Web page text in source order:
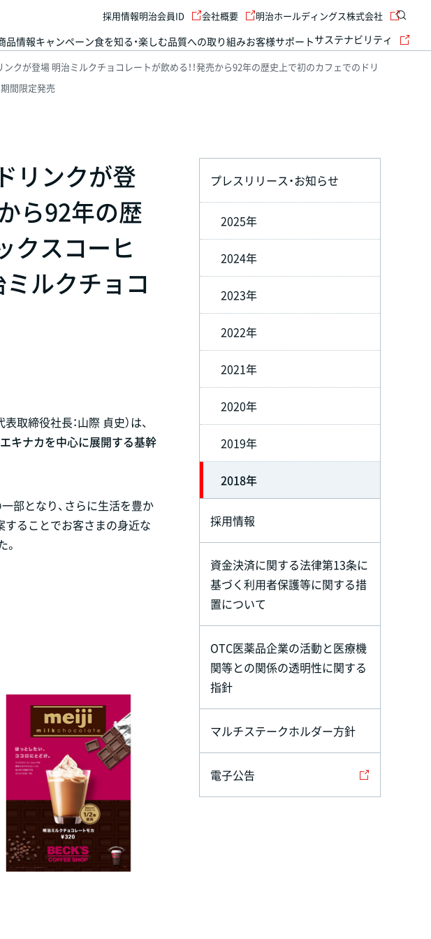
品情報キャンペーン食を知る・楽しむ品質への取り組みお客様サポートサステナビリティ
採用情報明治会員ID 会社概要 明治ホールディングス株式会社
クが登場 明治ミルクチョコレートが飲める！！発売から92年の歴史上で初のカフェでのドリ
間限定発売
リンクが登
ら92年の歴
クスコーヒ
ルクチョコ
取締役社長：山際 貞史）は、
キナカを中心に展開する基幹
部となり、さらに生活を豊か
することでお客さまの身近な
プレスリリース・お知らせ
2025年
2024年
2023年
2022年
2021年
2020年
2019年
2018年
採用情報
資金決済に関する法律第13条に
基づく利用者保護等に関する措
置について
OTC医薬品企業の活動と医療機
関等との関係の透明性に関する
指針
マルチステークホルダー方針
電子公告